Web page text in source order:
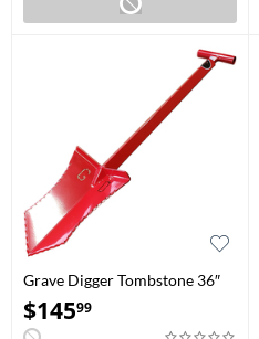
Grave Digger Tombstone 36″
Rouge Sang
$14599